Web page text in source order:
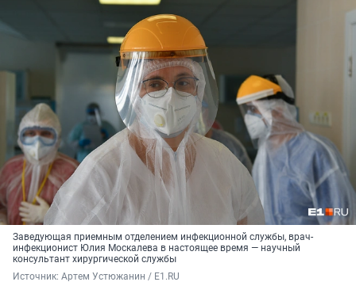
Заведующая приемным отделением инфекционной службы, врач-
инфекционист Юлия Москалева в настоящее время — научный
консультант хирургической службы
Источник: Артем Устюжанин / E1.RU